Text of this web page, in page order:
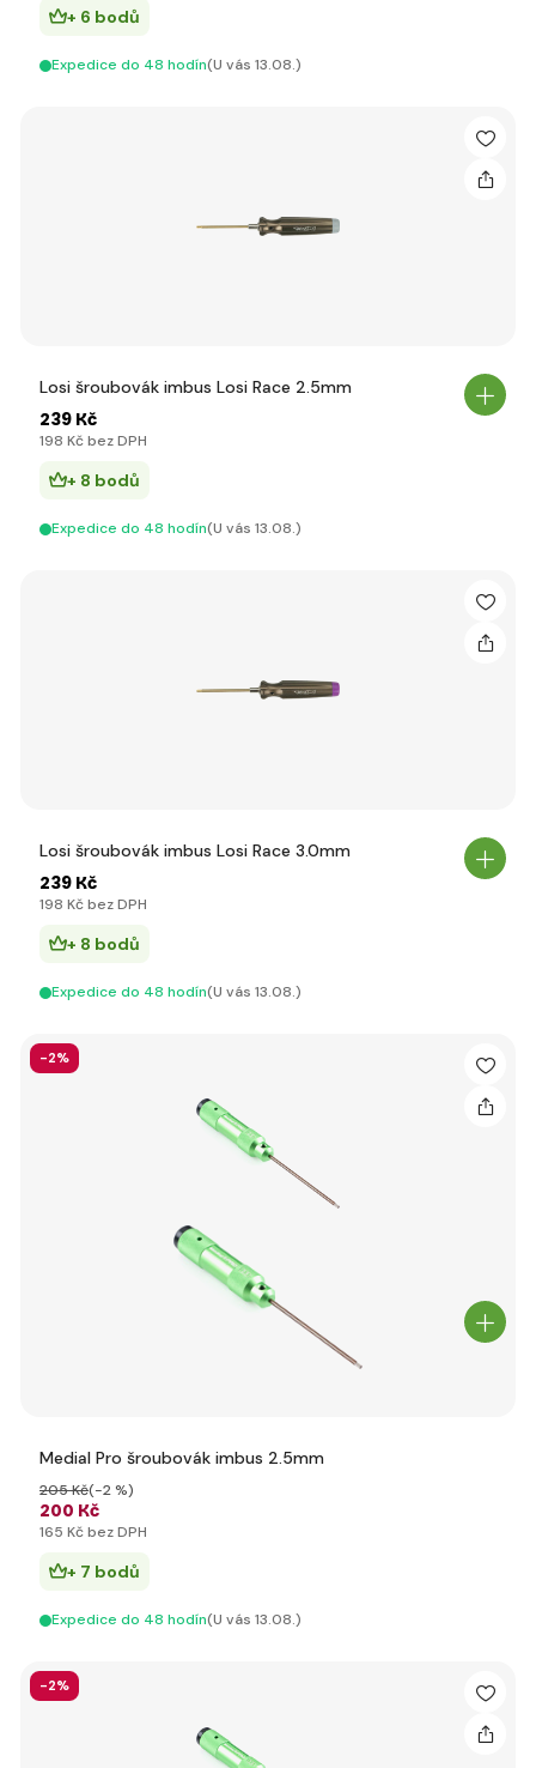
+ 6 bodů
Expedice do 48 hodín(U vás 13.08.)
Losi šroubovák imbus Losi Race 2.5mm
239 Kč
198 Kč bez DPH
+ 8 bodů
Expedice do 48 hodín(U vás 13.08.)
Losi šroubovák imbus Losi Race 3.0mm
239 Kč
198 Kč bez DPH
+ 8 bodů
Expedice do 48 hodín(U vás 13.08.)
-2%
Medial Pro šroubovák imbus 2.5mm
200 Kč
205 Kč(-2 %)
165 Kč bez DPH
+ 7 bodů
Expedice do 48 hodín(U vás 13.08.)
-2%